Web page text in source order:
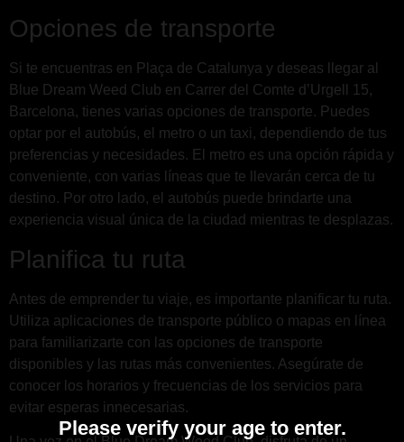
Opciones de transporte
Si te encuentras en Plaça de Catalunya y deseas llegar al
Blue Dream Weed Club en Carrer del Comte d’Urgell 15,
Barcelona, tienes varias opciones de transporte. Puedes
optar por el autobús, el metro o un taxi, dependiendo de tus
preferencias y necesidades. El metro es una opción rápida y
conveniente, con varias líneas que te llevarán cerca de tu
destino. Por otro lado, el autobús puede brindarte una
experiencia visual única de la ciudad mientras te desplazas.
Planifica tu ruta
Antes de emprender tu viaje, es importante planificar tu ruta.
Utiliza aplicaciones de transporte público o mapas en línea
para familiarizarte con las opciones de transporte
disponibles y las rutas más convenientes. Asegúrate de
conocer los horarios y frecuencias de los servicios para
evitar esperas innecesarias.
Please verify your age to enter.